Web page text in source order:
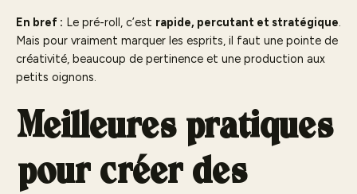
En bref : Le pré-roll, c’est rapide, percutant et stratégique.
Mais pour vraiment marquer les esprits, il faut une pointe de
créativité, beaucoup de pertinence et une production aux
petits oignons.
Meilleures pratiques
pour créer des